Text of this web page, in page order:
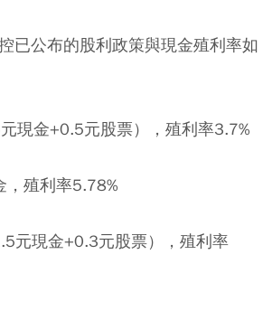
已公布的股利政策與現金殖利率如
現金+0.5元股票），殖利率3.7%
，殖利率5.78%
元現金+0.3元股票），殖利率